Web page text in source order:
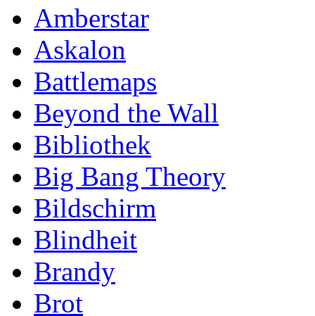
Amberstar
Askalon
Battlemaps
Beyond the Wall
Bibliothek
Big Bang Theory
Bildschirm
Blindheit
Brandy
Brot